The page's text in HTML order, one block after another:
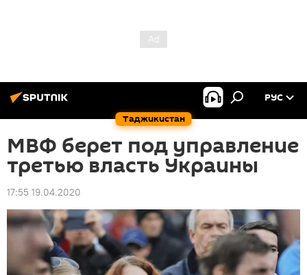
Таджикистан
РУС
МВФ берет под управление
третью власть Украины
17:55 19.04.2020